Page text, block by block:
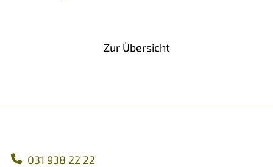
Zur Übersicht
031 938 22 22